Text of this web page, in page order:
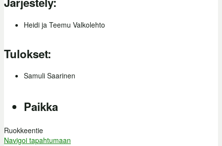
Heidi ja Teemu Valkolehto
Tulokset:
Samuli Saarinen
Paikka
Ruokkeentie
Navigoi tapahtumaan